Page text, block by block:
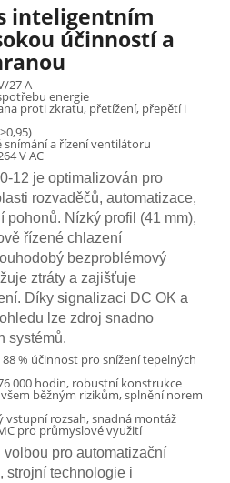
inteligentním
účinností a
27 A
energie
proti zkratu, přetížení, přepětí i
snímání a řízení ventilátoru
V AC
12 je optimalizován pro
rozvaděčů, automatizace,
pohonů. Nízký profil (41 mm),
řízené chlazení
bezproblémový
ztráty a zajišťuje
Díky signalizaci DC OK a
lze zdroj snadno
systémů.
88 % účinnost pro snížení tepelných
000 hodin, robustní konstrukce
běžným rizikům, splnění norem
vstupní rozsah, snadná montáž
pro průmyslové využití
pro automatizační
strojní technologie i